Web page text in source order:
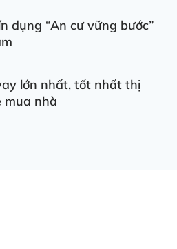
dụng “An cư vững bước”
lớn nhất, tốt nhất thị
mua nhà